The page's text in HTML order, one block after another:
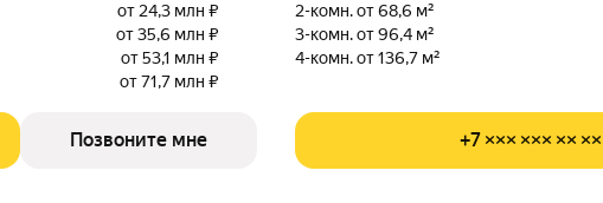
от 24,3 млн ₽
от 35,6 млн ₽
от 53,1 млн ₽
от 71,7 млн ₽
Позвоните мне
2-комн. от 68,6 м²
3-комн. от 96,4 м²
4-комн. от 136,7 м²
+7 ××× ××× ×× ××